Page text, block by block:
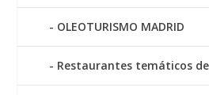
OLEOTURISMO MADRID
Restaurantes temáticos